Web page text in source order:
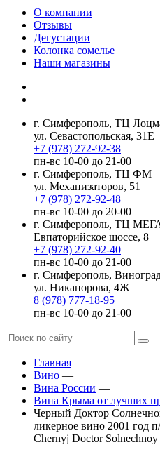
О компании
Отзывы
Дегустации
Колонка сомелье
Наши магазины
г. Симферополь, ТЦ
ул. Севастопольская, 31Е
+7 (978) 272-92-38
пн-вс 10-00 до 21-00
г. Симферополь, ТЦ ФМ
ул. Механизаторов, 51
+7 (978) 272-92-48
пн-вс 10-00 до 20-00
г. Симферополь, ТЦ
Евпаторийское шоссе, 8
+7 (978) 272-92-40
пн-вс 10-00 до 21-00
г. Симферополь,
ул. Никанорова, 4Ж
8 (978) 777-18-95
пн-вс 10-00 до 21-00
Главная —
Вино —
Вина России —
Вина Крыма от лучших
Черный Доктор
ликерное вино 2001 год
Chernyj Doctor